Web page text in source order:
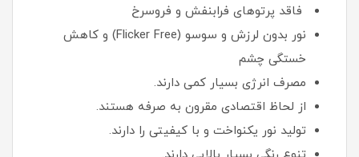
فاقد پرتوهای فرابنفش و فروسرخ
نور بدون لرزش و سوسو (Flicker Free) و کاهش
خستگی چشم
مصرف انرژی بسیار کمی دارند.
از لحاظ اقتصادی مقرون به صرفه هستند.
تولید نور یکنواخت و با کیفیتی را دارند.